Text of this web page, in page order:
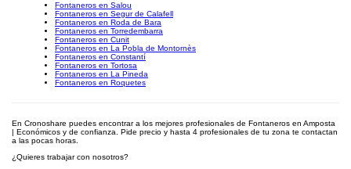
Fontaneros en Salou
Fontaneros en Segur de Calafell
Fontaneros en Roda de Bara
Fontaneros en Torredembarra
Fontaneros en Cunit
Fontaneros en La Pobla de Montornès
Fontaneros en Constantí
Fontaneros en Tortosa
Fontaneros en La Pineda
Fontaneros en Roquetes
En Cronoshare puedes encontrar a los mejores profesionales de Fontaneros en Amposta
| Económicos y de confianza. Pide precio y hasta 4 profesionales de tu zona te contactan
a las pocas horas.
¿Quieres trabajar con nosotros?